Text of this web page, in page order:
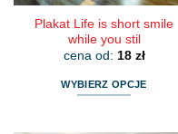
Plakat Life is short smile
while you stil
cena od: 18 zł
WYBIERZ OPCJE